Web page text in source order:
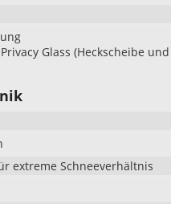
Privacy Glass (Heckscheibe
extreme Schneeverhältnis